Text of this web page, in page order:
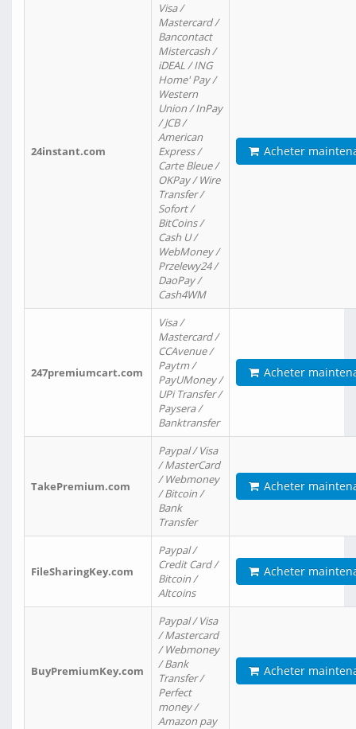
24instant.com
Visa /
Mastercard /
Bancontact
Mistercash /
iDEAL / ING
Home' Pay /
Western
Union / InPay
/ JCB /
American
Express /
Carte Bleue /
OKPay / Wire
Transfer /
Sofort /
BitCoins /
Cash U /
WebMoney /
Przelewy24 /
DaoPay /
Cash4WM
Acheter
247premiumcart.com
Visa /
Mastercard /
CCAvenue /
Paytm /
PayUMoney /
UPi Transfer /
Paysera /
Banktransfer
Acheter
TakePremium.com
Paypal / Visa
/ MasterCard
/ Webmoney
/ Bitcoin /
Bank
Transfer
Acheter
FileSharingKey.com
Paypal /
Credit Card /
Bitcoin /
Altcoins
Acheter
BuyPremiumKey.com
Paypal / Visa
/ Mastercard
/ Webmoney
/ Bank
Transfer /
Perfect
money /
Amazon pay
Acheter